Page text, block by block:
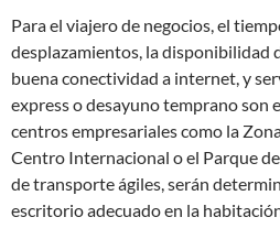
Para el viajero de negocios, el
desplazamientos, la disponibilidad
buena conectividad a internet, y
express o desayuno temprano son
centros empresariales como la
Centro Internacional o el Parque
de transporte ágiles, serán
escritorio adecuado en la